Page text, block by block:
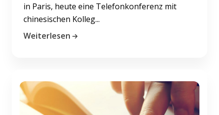
in Paris, heute eine Telefonkonferenz mit
chinesischen Kolleg...
Weiterlesen